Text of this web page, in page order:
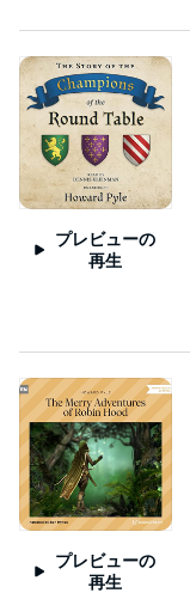
プレビューの
再生
プレビューの
再生